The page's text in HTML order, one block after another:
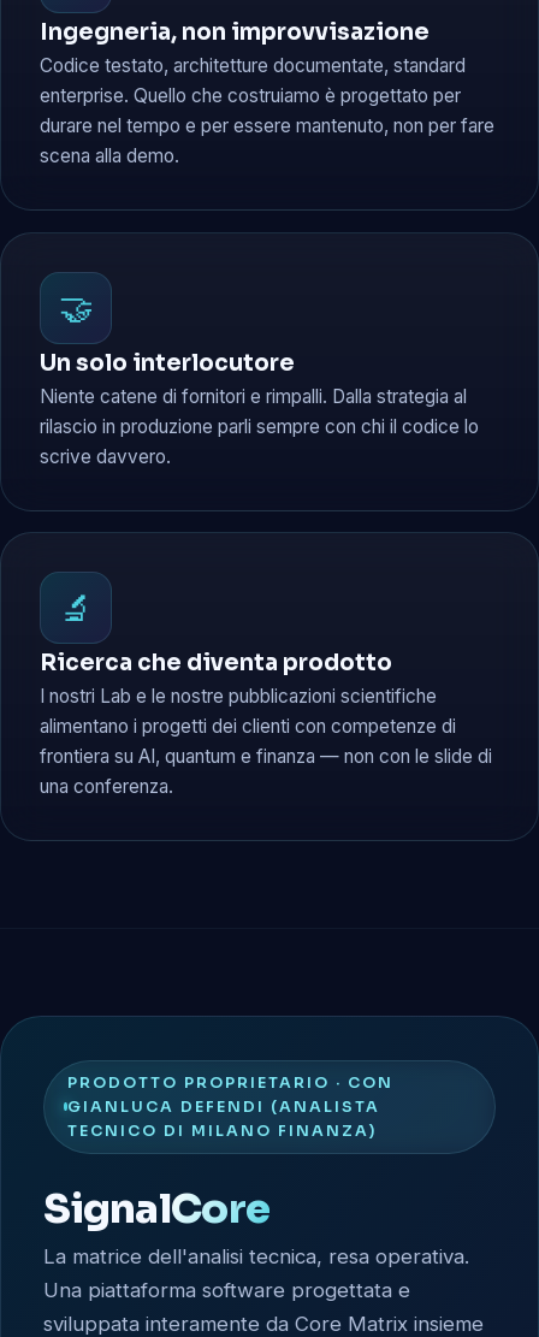
Ingegneria, non improvvisazione
Codice testato, architetture documentate, standard
enterprise. Quello che costruiamo è progettato per
durare nel tempo e per essere mantenuto, non per fare
scena alla demo.
🤝
Un solo interlocutore
Niente catene di fornitori e rimpalli. Dalla strategia al
rilascio in produzione parli sempre con chi il codice lo
scrive davvero.
🔬
Ricerca che diventa prodotto
I nostri Lab e le nostre pubblicazioni scientifiche
alimentano i progetti dei clienti con competenze di
frontiera su AI, quantum e finanza — non con le slide di
una conferenza.
PRODOTTO PROPRIETARIO · CON
GIANLUCA DEFENDI (ANALISTA
TECNICO DI MILANO FINANZA)
SignalCore
La matrice dell'analisi tecnica, resa operativa.
Una piattaforma software progettata e
sviluppata interamente da Core Matrix insieme